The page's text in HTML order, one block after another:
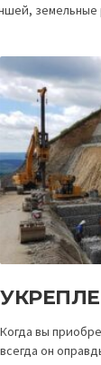
Когда вы
всегда он